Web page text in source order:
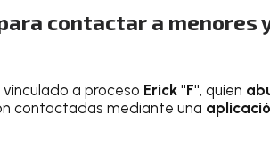
contactar a menores
vinculado a proceso Erick "F", quien
contactadas mediante una